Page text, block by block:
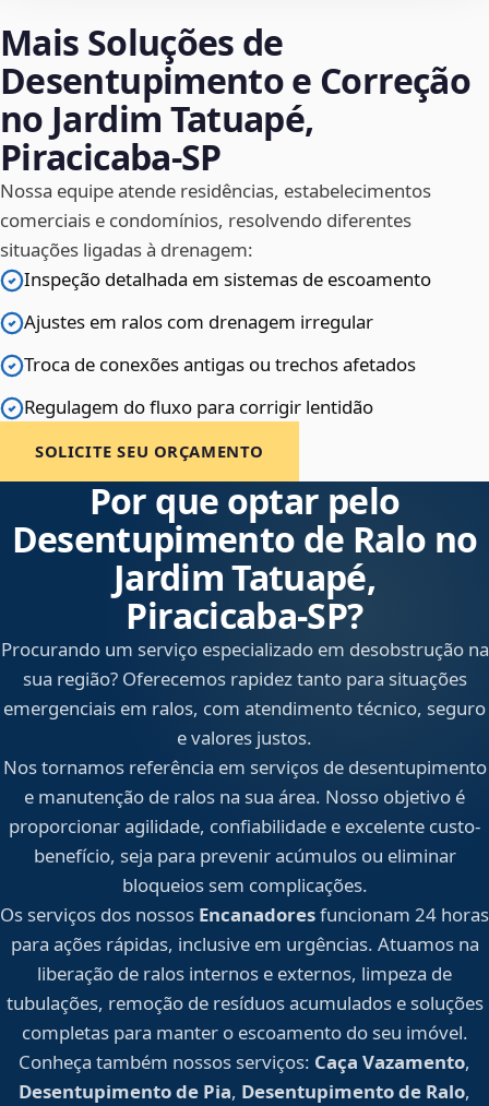
Mais Soluções de
Desentupimento e Correção
no Jardim Tatuapé,
Piracicaba‑SP
Nossa equipe atende residências, estabelecimentos
comerciais e condomínios, resolvendo diferentes
situações ligadas à drenagem:
Inspeção detalhada em sistemas de escoamento
Ajustes em ralos com drenagem irregular
Troca de conexões antigas ou trechos afetados
Regulagem do fluxo para corrigir lentidão
SOLICITE SEU ORÇAMENTO
Por que optar pelo
Desentupimento de Ralo no
Jardim Tatuapé,
Piracicaba‑SP?
Procurando um serviço especializado em desobstrução na
sua região? Oferecemos rapidez tanto para situações
emergenciais em ralos, com atendimento técnico, seguro
e valores justos.
Nos tornamos referência em serviços de desentupimento
e manutenção de ralos na sua área. Nosso objetivo é
proporcionar agilidade, confiabilidade e excelente custo-
benefício, seja para prevenir acúmulos ou eliminar
bloqueios sem complicações.
Os serviços dos nossos Encanadoresfuncionam 24 horas
para ações rápidas, inclusive em urgências. Atuamos na
liberação de ralos internos e externos, limpeza de
tubulações, remoção de resíduos acumulados e soluções
completas para manter o escoamento do seu imóvel.
Conheça também nossos serviços: Caça Vazamento,
Desentupimento de Pia, Desentupimento de Ralo,